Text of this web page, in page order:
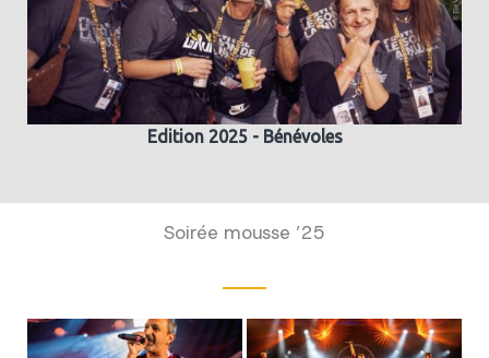
Edition 2025 - Bénévoles
Soirée mousse ’25